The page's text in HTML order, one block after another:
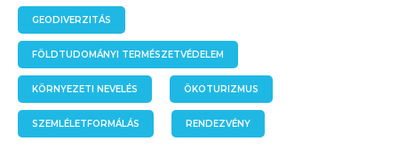
GEODIVERZITÁS
FÖLDTUDOMÁNYI TERMÉSZETVÉDELEM
KÖRNYEZETI NEVELÉS ÖKOTURIZMUS
SZEMLÉLETFORMÁLÁS RENDEZVÉNY